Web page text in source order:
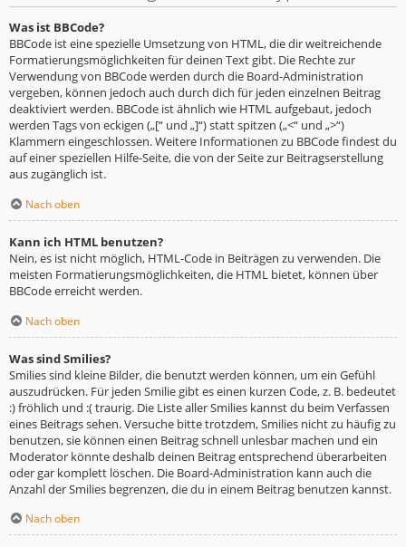
Was ist BBCode?
BBCode ist eine spezielle Umsetzung von HTML, die dir weitreichende
Formatierungsmöglichkeiten für deinen Text gibt. Die Rechte zur
Verwendung von BBCode werden durch die Board-Administration
vergeben, können jedoch auch durch dich für jeden einzelnen Beitrag
deaktiviert werden. BBCode ist ähnlich wie HTML aufgebaut, jedoch
werden Tags von eckigen („[“ und „]“) statt spitzen („<“ und „>“)
Klammern eingeschlossen. Weitere Informationen zu BBCode findest du
auf einer speziellen Hilfe-Seite, die von der Seite zur Beitragserstellung
aus zugänglich ist.
Nach oben
Kann ich HTML benutzen?
Nein, es ist nicht möglich, HTML-Code in Beiträgen zu verwenden. Die
meisten Formatierungsmöglichkeiten, die HTML bietet, können über
BBCode erreicht werden.
Nach oben
Was sind Smilies?
Smilies sind kleine Bilder, die benutzt werden können, um ein Gefühl
auszudrücken. Für jeden Smilie gibt es einen kurzen Code, z. B. bedeutet
:) fröhlich und :( traurig. Die Liste aller Smilies kannst du beim Verfassen
eines Beitrags sehen. Versuche bitte trotzdem, Smilies nicht zu häufig zu
benutzen, sie können einen Beitrag schnell unlesbar machen und ein
Moderator könnte deshalb deinen Beitrag entsprechend überarbeiten
oder gar komplett löschen. Die Board-Administration kann auch die
Anzahl der Smilies begrenzen, die du in einem Beitrag benutzen kannst.
Nach oben